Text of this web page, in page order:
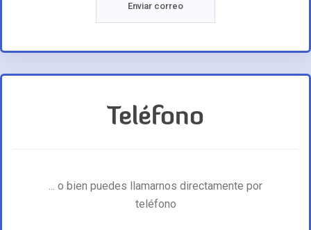
Enviar correo
Teléfono
... o bien puedes llamarnos directamente por
teléfono